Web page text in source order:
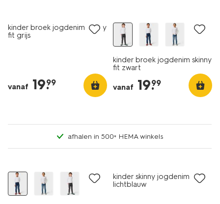
kinder broek jogdenim skinny
fit grijs
vanaf 19.
99
kinder broek jogdenim skinny
fit zwart
vanaf 19.
99
afhalen in 500+ HEMA winkels
kinder skinny jogdenim
lichtblauw